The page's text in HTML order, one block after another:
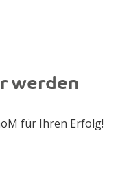
werden
für Ihren Erfolg!